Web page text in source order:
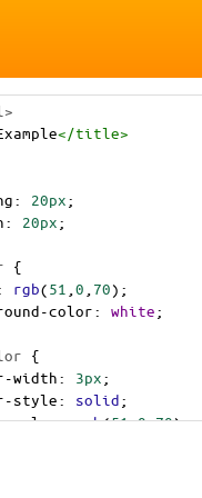
</title>
: 20px;
: 20px;
{
rgb(51 0 70);
color: white;
{
width: 3px;
style: solid;
color: rgb(51,0,70);